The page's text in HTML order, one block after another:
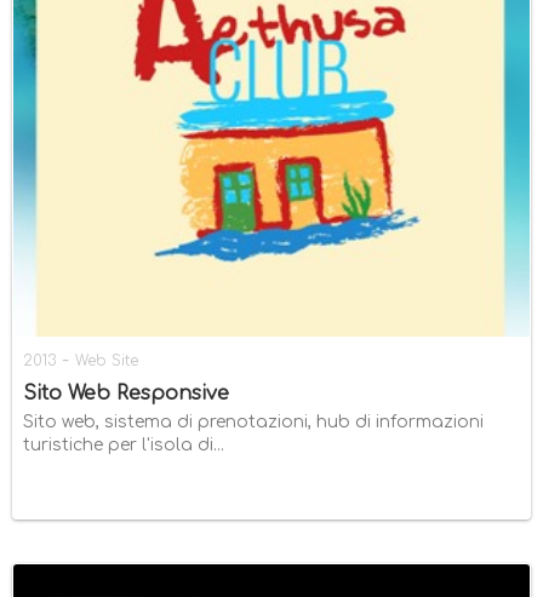
2013 - Web Site
Sito Web Responsive
Sito web, sistema di prenotazioni, hub di informazioni
turistiche per l'isola di...